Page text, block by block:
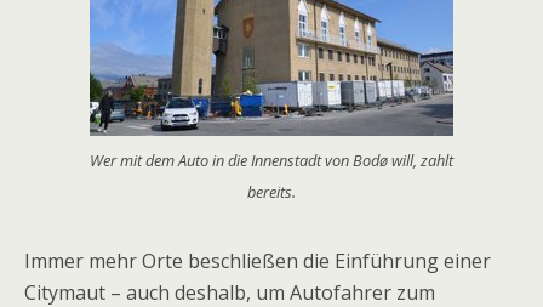
Wer mit dem Auto in die Innenstadt von Bodø will, zahlt
bereits.
Immer mehr Orte beschließen die Einführung einer
Citymaut – auch deshalb, um Autofahrer zum